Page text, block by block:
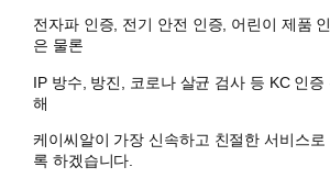
전자파 인증, 전기 안전 인증, 어린이 제품
은 물론
IP 방수, 방진, 코로나 살균 검사 등 KC 인증
해
케이씨알이 가장 신속하고 친절한 서비스로
록 하겠습니다.